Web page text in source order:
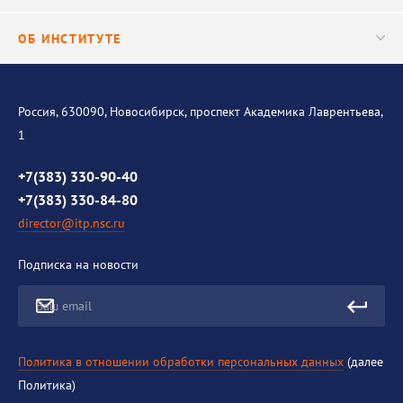
Исследования
ОБ ИНСТИТУТЕ
История института
Контакты
Противодействие коррупции
Россия, 630090, Новосибирск, проспект Академика Лаврентьева,
1
+7(383) 330-90-40
+7(383) 330-84-80
director@itp.nsc.ru
Подписка на новости
Ваш email
Политика в отношении обработки персональных данных (далее
Политика)